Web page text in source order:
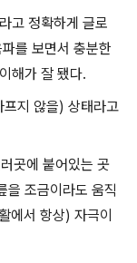
고 정확하게 글로
를 보면서 충분한
해가 잘 됐다.
지 않을) 상태라고
곳에 붙어있는 곳
을 조금이라도 움직
에서 항상) 자극이